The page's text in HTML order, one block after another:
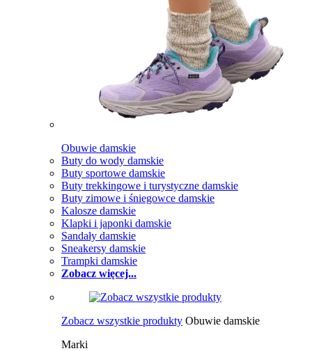
Obuwie damskie
Buty do wody damskie
Buty sportowe damskie
Buty trekkingowe i turystyczne damskie
Buty zimowe i śniegowce damskie
Kalosze damskie
Klapki i japonki damskie
Sandały damskie
Sneakersy damskie
Trampki damskie
Zobacz więcej...
Zobacz wszystkie produkty Obuwie damskie
Marki